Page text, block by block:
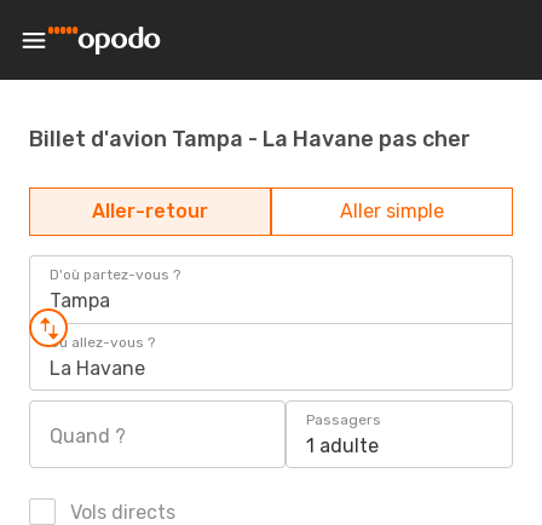
Billet d'avion Tampa - La Havane pas cher
Aller-retour Aller simple
D'où partez-vous ?
Tampa
Où allez-vous ?
La Havane
Quand ?
Passagers
1 adulte
Vols directs